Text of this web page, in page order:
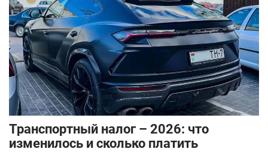
Транспортный налог – 2026: что
изменилось и сколько платить